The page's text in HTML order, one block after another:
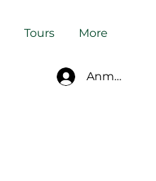
Anmelden
Tours More